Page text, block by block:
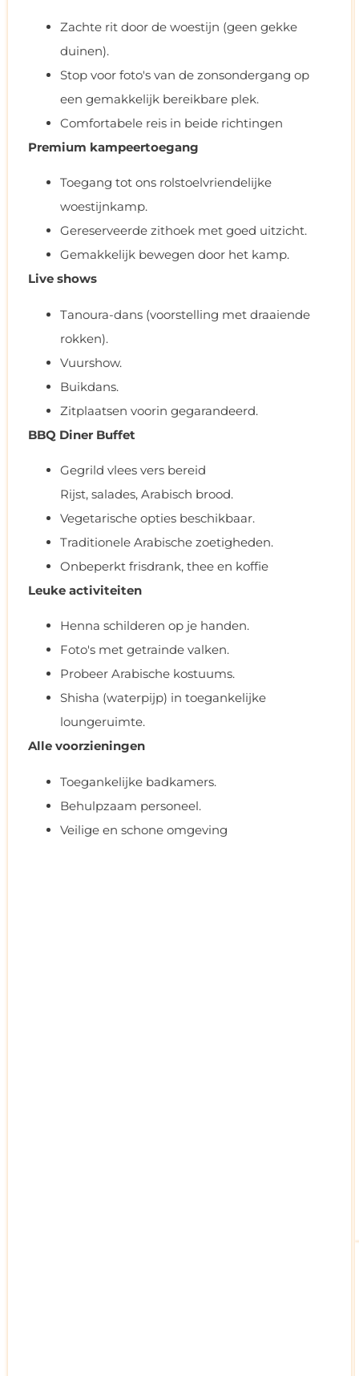
Zachte rit door de woestijn (geen gekke
duinen).
Stop voor foto's van de zonsondergang op
een gemakkelijk bereikbare plek.
Comfortabele reis in beide richtingen
Premium kampeertoegang
Toegang tot ons rolstoelvriendelijke
woestijnkamp.
Gereserveerde zithoek met goed uitzicht.
Gemakkelijk bewegen door het kamp.
Live shows
Tanoura-dans (voorstelling met draaiende
rokken).
Vuurshow.
Buikdans.
Zitplaatsen voorin gegarandeerd.
BBQ Diner Buffet
Gegrild vlees vers bereid
Rijst, salades, Arabisch brood.
Vegetarische opties beschikbaar.
Traditionele Arabische zoetigheden.
Onbeperkt frisdrank, thee en koffie
Leuke activiteiten
Henna schilderen op je handen.
Foto's met getrainde valken.
Probeer Arabische kostuums.
Shisha (waterpijp) in toegankelijke
loungeruimte.
Alle voorzieningen
Toegankelijke badkamers.
Behulpzaam personeel.
Veilige en schone omgeving